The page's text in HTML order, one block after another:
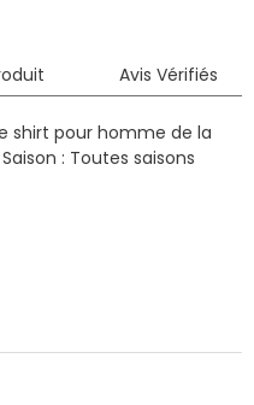
Avis Vérifiés
shirt pour homme de la
Saison : Toutes saisons